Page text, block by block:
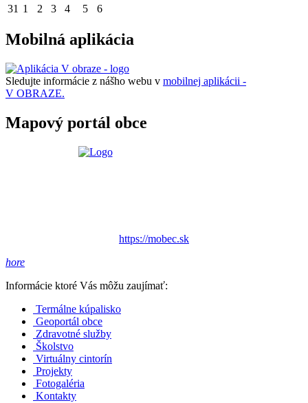
31 1 2 3 4 5 6
Mobilná aplikácia
Sledujte informácie z nášho webu v mobilnej aplikácii -
V OBRAZE.
Mapový portál obce
https://mobec.sk
hore
Informácie ktoré Vás môžu zaujímať:
Termálne kúpalisko
Geoportál obce
Zdravotné služby
Školstvo
Virtuálny cintorín
Projekty
Fotogaléria
Kontakty